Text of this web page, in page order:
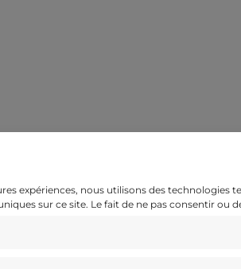
expériences, nous utilisons des
sur ce site. Le fait de ne pas consentir